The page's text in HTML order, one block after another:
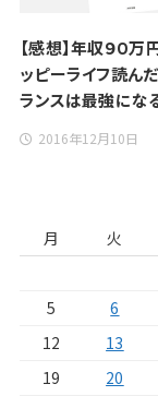
【感想】年収９０
ッピーライフ読ん
ランスは最強にな
2016年12月10日
月
火
5
6
12
13
19
20